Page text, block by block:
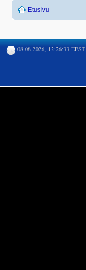
Etusivu
08.08.2026, 12:26:33 EEST